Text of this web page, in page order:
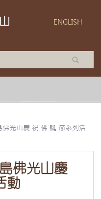
ENGLISH
光山慶 祝 佛 誕 節系列活
佛光山慶
動